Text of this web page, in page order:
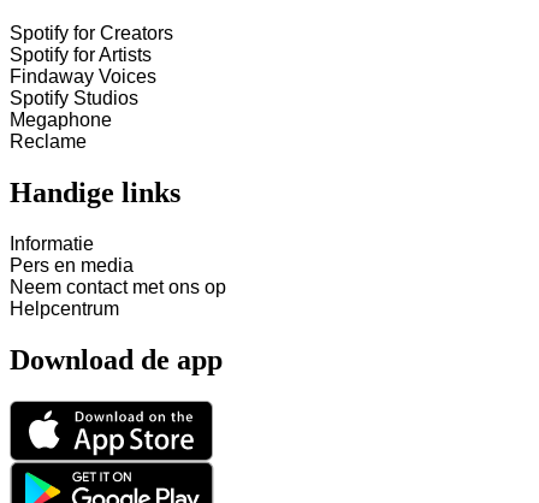
Spotify for Creators
Spotify for Artists
Findaway Voices
Spotify Studios
Megaphone
Reclame
Handige links
Informatie
Pers en media
Neem contact met ons op
Helpcentrum
Download de app